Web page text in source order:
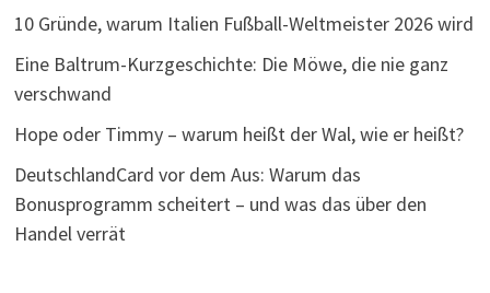
10 Gründe, warum Italien Fußball-Weltmeister 2026 wird
Eine Baltrum-Kurzgeschichte: Die Möwe, die nie ganz
verschwand
Hope oder Timmy – warum heißt der Wal, wie er heißt?
DeutschlandCard vor dem Aus: Warum das
Bonusprogramm scheitert – und was das über den
Handel verrät